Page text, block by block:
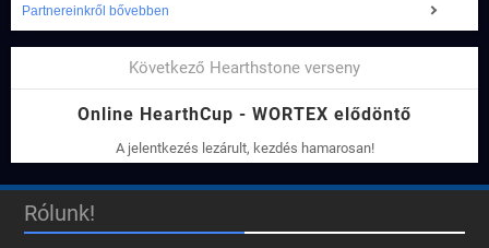
Partnereinkről bővebben
Következő Hearthstone verseny
Online HearthCup - WORTEX elődöntő
A jelentkezés lezárult, kezdés hamarosan!
Rólunk!